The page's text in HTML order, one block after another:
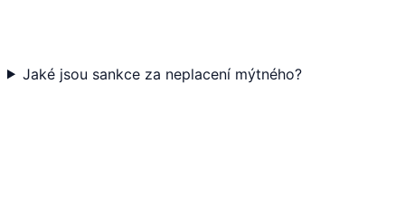
Jaké jsou sankce za neplacení mýtného?